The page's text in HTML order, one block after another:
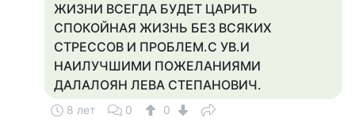
ЖИЗНИ ВСЕГДА БУДЕТ ЦАРИТЬ
СПОКОЙНАЯ ЖИЗНЬ БЕЗ ВСЯКИХ
СТРЕССОВ И ПРОБЛЕМ.С УВ.И
НАИЛУЧШИМИ ПОЖЕЛАНИЯМИ
ДАЛАЛОЯН ЛЕВА СТЕПАНОВИЧ.
8 лет 0 0